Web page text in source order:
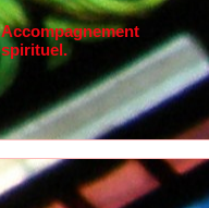
Accompagnement
spirituel.